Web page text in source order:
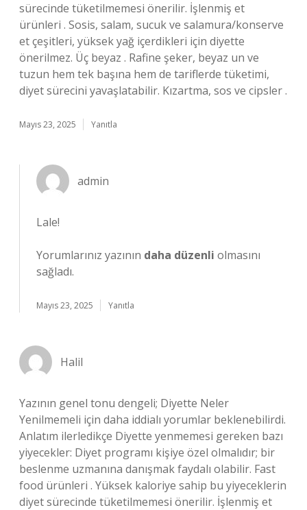
sürecinde tüketilmemesi önerilir. İşlenmiş et
ürünleri . Sosis, salam, sucuk ve salamura/konserve
et çeşitleri, yüksek yağ içerdikleri için diyette
önerilmez. Üç beyaz . Rafine şeker, beyaz un ve
tuzun hem tek başına hem de tariflerde tüketimi,
diyet sürecini yavaşlatabilir. Kızartma, sos ve cipsler .
Mayıs 23, 2025 Yanıtla
admin
Lale!
Yorumlarınız yazının daha düzenli olmasını
sağladı.
Mayıs 23, 2025 Yanıtla
Halil
Yazının genel tonu dengeli; Diyette Neler
Yenilmemeli için daha iddialı yorumlar beklenebilirdi.
Anlatım ilerledikçe Diyette yenmemesi gereken bazı
yiyecekler: Diyet programı kişiye özel olmalıdır; bir
beslenme uzmanına danışmak faydalı olabilir. Fast
food ürünleri . Yüksek kaloriye sahip bu yiyeceklerin
diyet sürecinde tüketilmemesi önerilir. İşlenmiş et